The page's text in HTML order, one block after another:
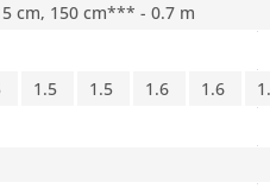
cm, 150 cm*** - 0.7 m
1.5 1.5 1.6 1.6